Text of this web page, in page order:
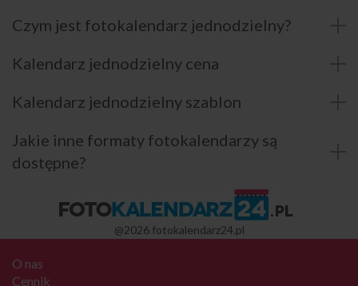
Czym jest fotokalendarz jednodzielny?
Kalendarz jednodzielny cena
Kalendarz jednodzielny szablon
Jakie inne formaty fotokalendarzy są
dostępne?
@2026 fotokalendarz24.pl
O nas
Cennik